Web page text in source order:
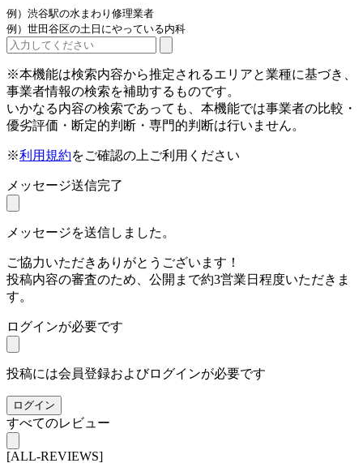
例）渋谷駅の水まわり修理業者
例）世田谷区の土日にやっている内科
※本機能は検索内容から推定されるエリアと業種に基づき、
事業者情報の検索を補助するものです。
いかなる内容の検索であっても、本機能では事業者の比較・
優劣評価・断定的判断・専門的判断は行いません。
※利用規約をご確認の上ご利用ください
メッセージ送信完了
メッセージを送信しました。
ご協力いただきありがとうございます！
投稿内容の審査のため、公開まで約3営業日程度いただきま
す。
ログインが必要です
投稿には会員登録およびログインが必要です
ログイン
すべてのレビュー
[ALL-REVIEWS]